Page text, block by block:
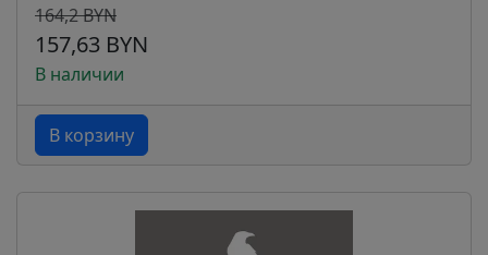
164,2 BYN
157,63 BYN
В наличии
В корзину